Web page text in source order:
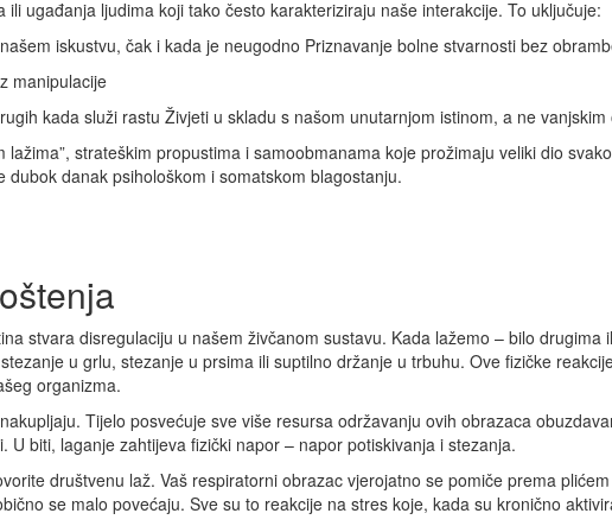
ugađanja ljudima koji tako često karakteriziraju naše interakcije. To uključuje:
iskustvu, čak i kada je neugodno Priznavanje bolne stvarnosti bez
manipulacije
kada služi rastu Živjeti u skladu s našom unutarnjom istinom, a ne vanjskim
strateškim propustima i samoobmanama koje prožimaju veliki dio
danak psihološkom i somatskom blagostanju.
stvara disregulaciju u našem živčanom sustavu. Kada lažemo – bilo
u grlu, stezanje u prsima ili suptilno držanje u trbuhu. Ove fizičke
organizma.
Tijelo posvećuje sve više resursa održavanju ovih obrazaca
biti, laganje zahtijeva fizički napor – napor potiskivanja i stezanja.
društvenu laž. Vaš respiratorni obrazac vjerojatno se pomiče prema
se malo povećaju. Sve su to reakcije na stres koje, kada su kronično